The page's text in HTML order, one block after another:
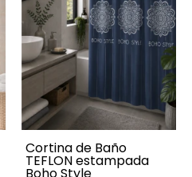
Cortina de Baño
TEFLON estampada
Boho Style